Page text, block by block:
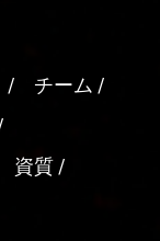
チーム
資質